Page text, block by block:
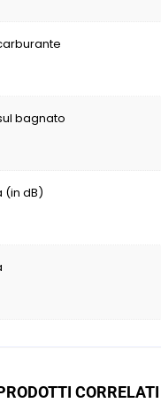
bagnato
(in dB)
CORRELATI